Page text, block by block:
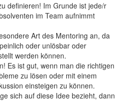
definieren! Im Grunde ist jede/r
im Team aufnimmt
Art des Mentoring an, da
oder unlösbar oder
werden können.
Es ist gut, wenn man die richtigen
zu lösen oder mit einem
einsteigen zu können.
sich auf diese Idee bezieht, dann